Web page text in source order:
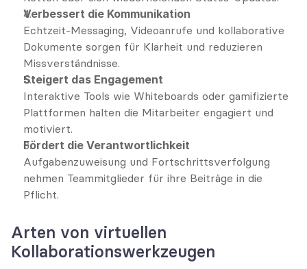
Verbessert die Kommunikation
Echtzeit-Messaging, Videoanrufe und kollaborative
Dokumente sorgen für Klarheit und reduzieren
Missverständnisse.
Steigert das Engagement
Interaktive Tools wie Whiteboards oder gamifizierte
Plattformen halten die Mitarbeiter engagiert und
motiviert.
Fördert die Verantwortlichkeit
Aufgabenzuweisung und Fortschrittsverfolgung
nehmen Teammitglieder für ihre Beiträge in die
Pflicht.
Arten von virtuellen
Kollaborationswerkzeugen